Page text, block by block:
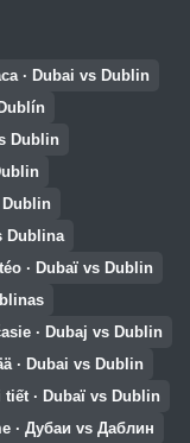
· Dubai vs Dublin
Dublin
Dublin
Dublina
· Dubaï vs Dublin
· Dubaj vs Dublin
· Dubai vs Dublin
tiết · Dubaï vs Dublin
· Дубаи vs Даблин